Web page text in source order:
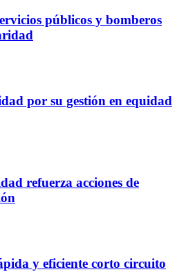
públicos y bomberos
por su gestión en equidad
refuerza acciones de
y eficiente corto circuito